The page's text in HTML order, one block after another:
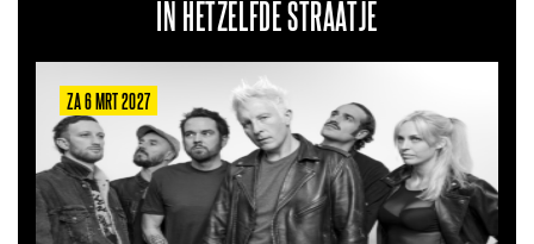
IN HETZELFDE STRAATJE
ZA 6 MRT 2027